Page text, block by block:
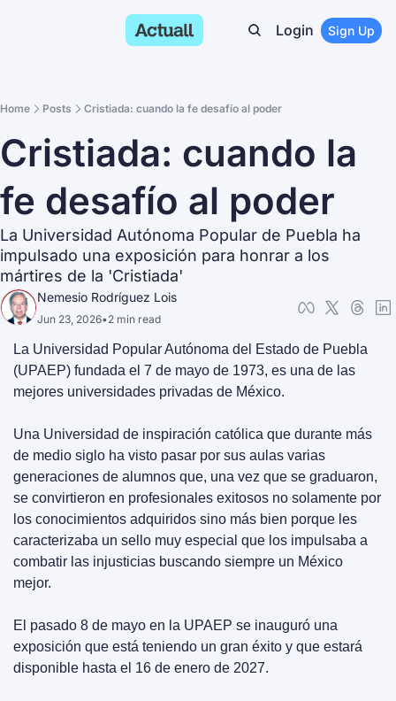
Login Sign Up
Home Posts Cristiada: cuando la fe desafío al poder
Cristiada: cuando la
fe desafío al poder
La Universidad Autónoma Popular de Puebla ha
impulsado una exposición para honrar a los
mártires de la 'Cristiada'
Nemesio Rodríguez Lois
Jun 23, 2026•2 min read
La Universidad Popular Autónoma del Estado de Puebla
(UPAEP) fundada el 7 de mayo de 1973, es una de las
mejores universidades privadas de México.
Una Universidad de inspiración católica que durante más
de medio siglo ha visto pasar por sus aulas varias
generaciones de alumnos que, una vez que se graduaron,
se convirtieron en profesionales exitosos no solamente por
los conocimientos adquiridos sino más bien porque les
caracterizaba un sello muy especial que los impulsaba a
combatir las injusticias buscando siempre un México
mejor.
El pasado 8 de mayo en la UPAEP se inauguró una
exposición que está teniendo un gran éxito y que estará
disponible hasta el 16 de enero de 2027.